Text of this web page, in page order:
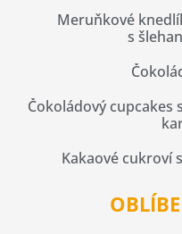
Meruňkové
s
Čokoládový cupcakes
Kakaové cukroví